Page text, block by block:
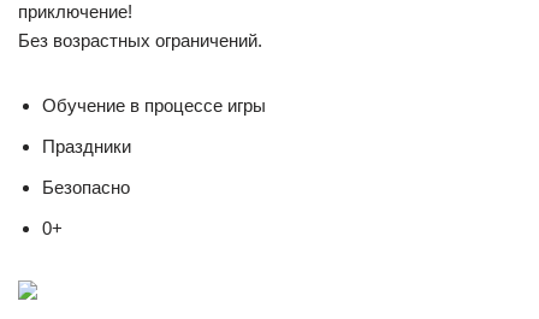
приключение!
Без возрастных ограничений.
Обучение в процессе игры
Праздники
Безопасно
0+